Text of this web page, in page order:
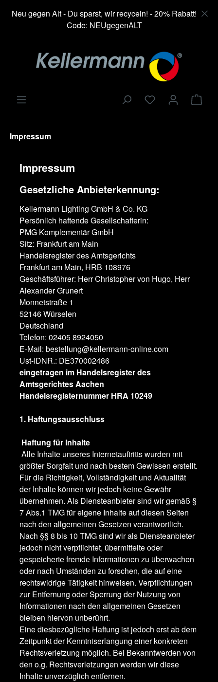
springen
Neu gegen Alt - Du sparst, wir recyceln! - 20% Rabatt!
Code: NEUgegenALT
Impressum
Impressum
Gesetzliche Anbieterkennung:
Kellermann Lighting GmbH & Co. KG
Persönlich haftende Gesellschafterin:
PMG Komplementär GmbH
Sitz: Frankfurt am Main
Handelsregister des Amtsgerichts
Frankfurt am Main, HRB 108976
Geschäftsführer: Herr Christopher von Hugo, Herr
Alexander Grunert
Monnetstraße 1
52146 Würselen
Deutschland
Telefon: 02405 8924050
E-Mail: bestellung@kellermann-online.com
Ust-IDNR.: DE370002486
eingetragen im Handelsregister des
Amtsgerichtes Aachen
Handelsregisternummer HRA 10249
1. Haftungsausschluss
Haftung für Inhalte
Alle Inhalte unseres Internetauftritts wurden mit
größter Sorgfalt und nach bestem Gewissen erstellt.
Für die Richtigkeit, Vollständigkeit und Aktualität
der Inhalte können wir jedoch keine Gewähr
übernehmen. Als Diensteanbieter sind wir gemäß §
7 Abs.1 TMG für eigene Inhalte auf diesen Seiten
nach den allgemeinen Gesetzen verantwortlich.
Nach §§ 8 bis 10 TMG sind wir als Diensteanbieter
jedoch nicht verpflichtet, übermittelte oder
gespeicherte fremde Informationen zu überwachen
oder nach Umständen zu forschen, die auf eine
rechtswidrige Tätigkeit hinweisen. Verpflichtungen
zur Entfernung oder Sperrung der Nutzung von
Informationen nach den allgemeinen Gesetzen
bleiben hiervon unberührt.
Eine diesbezügliche Haftung ist jedoch erst ab dem
Zeitpunkt der Kenntniserlangung einer konkreten
Rechtsverletzung möglich. Bei Bekanntwerden von
den o.g. Rechtsverletzungen werden wir diese
Inhalte unverzüglich entfernen.